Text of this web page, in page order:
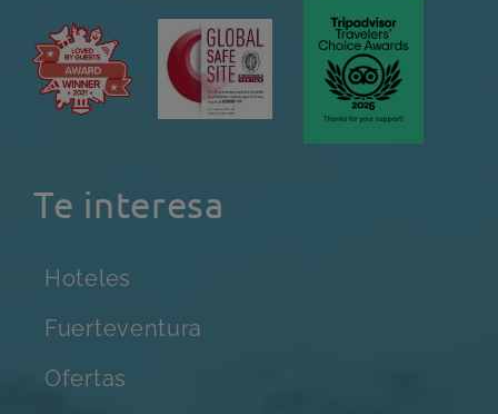
Te interesa
Hoteles
Fuerteventura
Ofertas